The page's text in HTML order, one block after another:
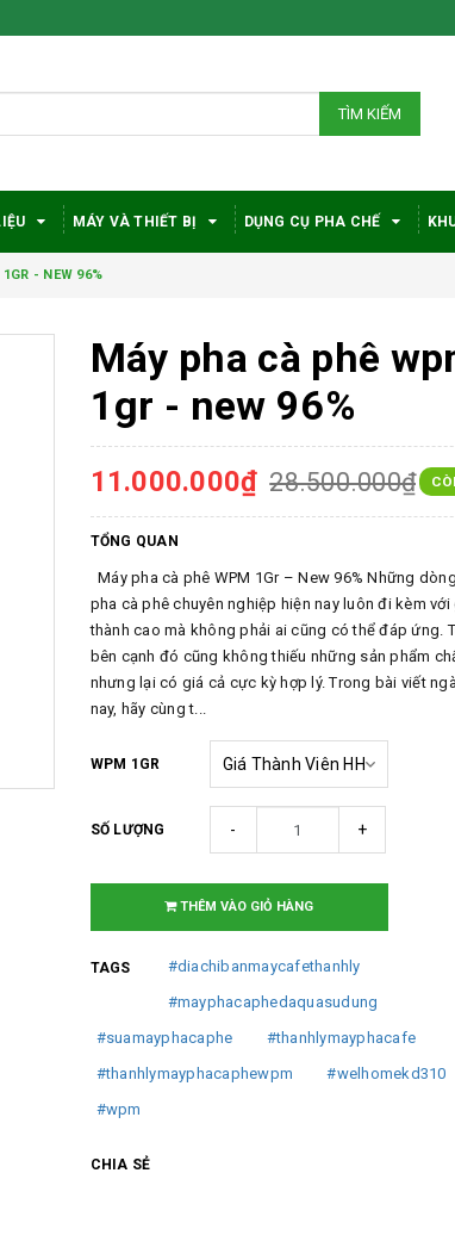
TÌM KIẾM
MÁY VÀ THIẾT BỊ DỤNG CỤ PHA CHẾ
- NEW 96%
Máy pha cà phê
1gr - new 96%
11.000.000₫ 28.500.000₫
TỔNG QUAN
Máy pha cà phê WPM 1Gr – New 96% Những
pha cà phê chuyên nghiệp hiện nay luôn đi kèm với
thành cao mà không phải ai cũng có thể đáp ứng.
bên cạnh đó cũng không thiếu những sản phẩm
nhưng lại có giá cả cực kỳ hợp lý. Trong bài viết
nay, hãy cùng t...
WPM 1GR
SỐ LƯỢNG - +
THÊM VÀO GIỎ HÀNG
TAGS
#diachibanmaycafethanhly
#mayphacaphedaquasudung
#suamayphacaphe
#thanhlymayphacafe
#thanhlymayphacaphewpm
#welhomekd310
#wpm
CHIA SẺ